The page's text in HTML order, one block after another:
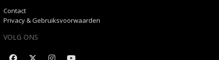
Contact
Privacy & Gebruiksvoorwaarden
VOLG ONS